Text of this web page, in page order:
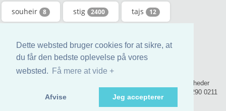
Dette websted bruger cookies for at sikre, at
du får den bedste oplevelse på vores
websted.
Få mere at vide +
Afvise Jeg accepterer
souheir 8 stig 2400 tajs 12
vibse 6 vira 14 zhao 5
© 2017 - genealogic.review den genealogiske bog. Alle rettigheder
forbeholdt. - contact@genealogic.review - phone : +44 (0) 20 3290 0211
(London)